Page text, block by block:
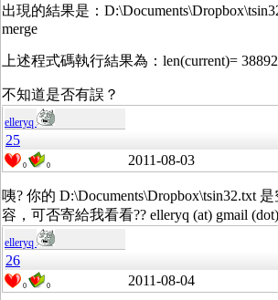
出現的結果是：
merge
上述程式碼執行結果為：len(current)=
不知道是否有誤？
elleryq
25
0 0 2011-08-03
咦? 你的 D:\Documents\Dropbox\tsin32.txt
容，可否寄給我看看?? elleryq (at) gmail
elleryq
26
0 0 2011-08-04